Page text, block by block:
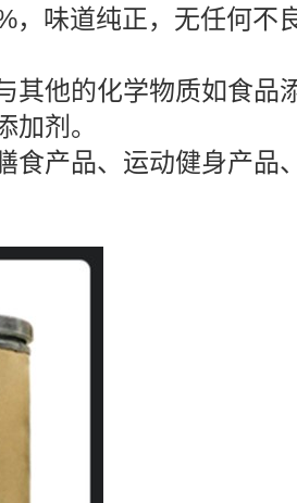
味道纯正，无任何不
其他的化学物质如食品
剂。
食产品、运动健身产品